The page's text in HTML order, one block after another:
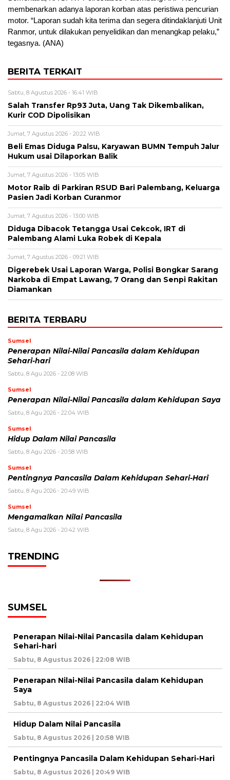
membenarkan adanya laporan korban atas peristiwa pencurian
motor. “Laporan sudah kita terima dan segera ditindaklanjuti Unit
Ranmor, untuk dilakukan penyelidikan dan menangkap pelaku,”
tegasnya. (ANA)
BERITA TERKAIT
Sabtu, 8 Agustus 2026 - 16:41 WIB
Salah Transfer Rp93 Juta, Uang Tak Dikembalikan,
Kurir COD Dipolisikan
Jumat, 7 Agustus 2026 - 20:22 WIB
Beli Emas Diduga Palsu, Karyawan BUMN Tempuh Jalur
Hukum usai Dilaporkan Balik
Jumat, 7 Agustus 2026 - 13:05 WIB
Motor Raib di Parkiran RSUD Bari Palembang, Keluarga
Pasien Jadi Korban Curanmor
Jumat, 7 Agustus 2026 - 13:00 WIB
Diduga Dibacok Tetangga Usai Cekcok, IRT di
Palembang Alami Luka Robek di Kepala
Jumat, 7 Agustus 2026 - 09:21 WIB
Digerebek Usai Laporan Warga, Polisi Bongkar Sarang
Narkoba di Empat Lawang, 7 Orang dan Senpi Rakitan
Diamankan
BERITA TERBARU
Sumsel
Penerapan Nilai-Nilai Pancasila dalam Kehidupan
Sehari-hari
Sabtu, 8 Agu 2026 - 22:08 WIB
Sumsel
Penerapan Nilai-Nilai Pancasila dalam Kehidupan Saya
Sabtu, 8 Agu 2026 - 22:04 WIB
Sumsel
Hidup Dalam Nilai Pancasila
Sabtu, 8 Agu 2026 - 20:58 WIB
Sumsel
Pentingnya Pancasila Dalam Kehidupan Sehari-Hari
Sabtu, 8 Agu 2026 - 20:49 WIB
Sumsel
Mengamalkan Nilai Pancasila
Sabtu, 8 Agu 2026 - 20:42 WIB
TRENDING
SUMSEL
Penerapan Nilai-Nilai Pancasila dalam Kehidupan
Sehari-hari
Sabtu, 8 Agustus 2026 | 22:08 WIB
Penerapan Nilai-Nilai Pancasila dalam Kehidupan
Saya
Sabtu, 8 Agustus 2026 | 22:04 WIB
Hidup Dalam Nilai Pancasila
Sabtu, 8 Agustus 2026 | 20:58 WIB
Pentingnya Pancasila Dalam Kehidupan Sehari-Hari
Sabtu, 8 Agustus 2026 | 20:49 WIB